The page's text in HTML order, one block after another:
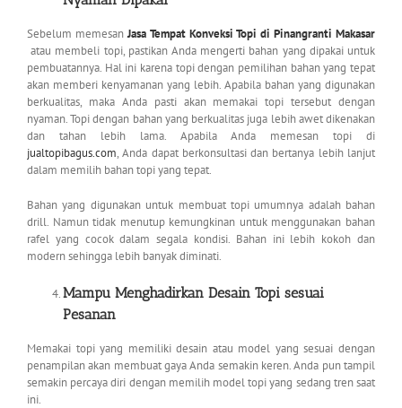
Sebelum memesanJasa Tempat Konveksi Topi di Pinangranti Makasar
atau membeli topi, pastikan Anda mengerti bahan yang dipakai untuk
pembuatannya. Hal ini karena topi dengan pemilihan bahan yang tepat
akan memberi kenyamanan yang lebih. Apabila bahan yang digunakan
berkualitas, maka Anda pasti akan memakai topi tersebut dengan
nyaman. Topi dengan bahan yang berkualitas juga lebih awet dikenakan
dan tahan lebih lama. Apabila Anda memesan topi di
jualtopibagus.com, Anda dapat berkonsultasi dan bertanya lebih lanjut
dalam memilih bahan topi yang tepat.
Bahan yang digunakan untuk membuat topi umumnya adalah bahan
drill. Namun tidak menutup kemungkinan untuk menggunakan bahan
rafel yang cocok dalam segala kondisi. Bahan ini lebih kokoh dan
modern sehingga lebih banyak diminati.
Mampu Menghadirkan Desain Topi sesuai
Pesanan
Memakai topi yang memiliki desain atau model yang sesuai dengan
penampilan akan membuat gaya Anda semakin keren. Anda pun tampil
semakin percaya diri dengan memilih model topi yang sedang tren saat
ini.